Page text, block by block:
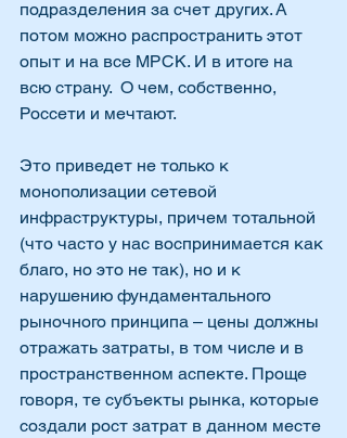
подразделения за счет других. А
потом можно распространить этот
опыт и на все МРСК. И в итоге на
всю страну.  О чем, собственно,
Россети и мечтают.
Это приведет не только к
монополизации сетевой
инфраструктуры, причем тотальной
(что часто у нас воспринимается как
благо, но это не так), но и к
нарушению фундаментального
рыночного принципа – цены должны
отражать затраты, в том числе и в
пространственном аспекте. Проще
говоря, те субъекты рынка, которые
создали рост затрат в данном месте